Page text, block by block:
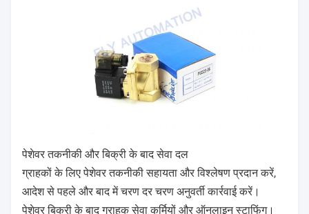
पेशेवर तकनीकी और बिक्री के बाद सेवा दल
ग्राहकों के लिए पेशेवर तकनीकी सहायता और विश्लेषण प्रदान करें,
आदेश से पहले और बाद में चरण दर चरण अनुवर्ती कार्रवाई करें।
पेशेवर बिक्री के बाद ग्राहक सेवा कर्मियों और ऑनलाइन स्टाफिंग।